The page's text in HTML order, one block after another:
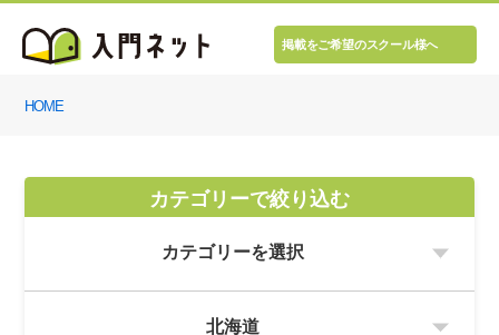
掲載をご希望のスクール様へ
HOME
カテゴリーで絞り込む